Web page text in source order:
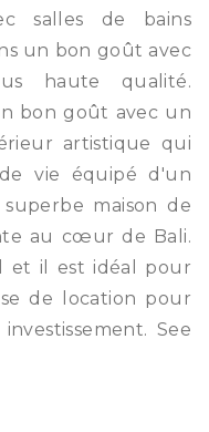
salles de bains
un bon goût avec
haute qualité.
bon goût avec un
artistique qui
vie équipé d'un
maison de
au cœur de Bali.
et il est idéal pour
de location pour
See